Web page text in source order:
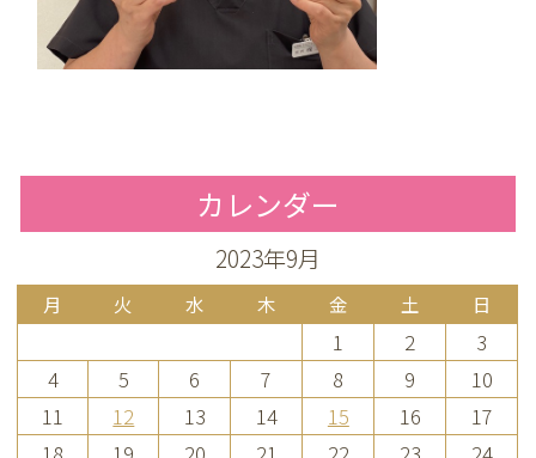
カレンダー
2023年9月
月 火 水 木 金 土 日
1 2
3
4
5 6 7 8 9
10
11
12 13 14 15 16
17